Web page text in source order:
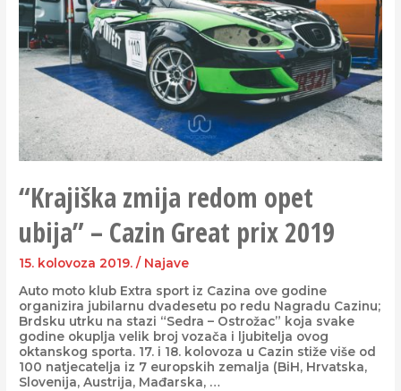
“Krajiška zmija redom opet
ubija” – Cazin Great prix 2019
15. kolovoza 2019. / Najave
Auto moto klub Extra sport iz Cazina ove godine
organizira jubilarnu dvadesetu po redu Nagradu Cazinu;
Brdsku utrku na stazi “Sedra – Ostrožac” koja svake
godine okuplja velik broj vozača i ljubitelja ovog
oktanskog sporta. 17. i 18. kolovoza u Cazin stiže više od
100 natjecatelja iz 7 europskih zemalja (BiH, Hrvatska,
Slovenija, Austrija, Mađarska, …